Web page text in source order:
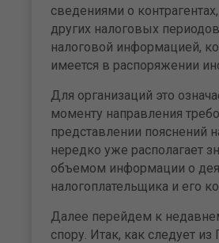
сведениями о
других налоговых
налоговой информацией,
имеется в распоряжении
Для организаций это
моменту направления
представлении пояснений
нередко уже располагает
объемом информации о
налогоплательщика и его
Далее перейдем к
спору. Итак, как следует из